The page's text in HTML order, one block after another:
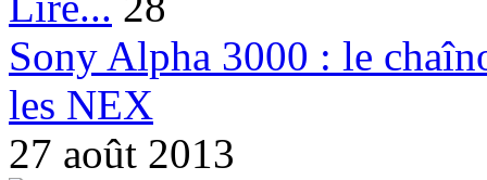
Sony Alpha 3000 : le
les NEX
27 août 2013